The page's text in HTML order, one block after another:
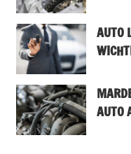
AUTO
AUTO